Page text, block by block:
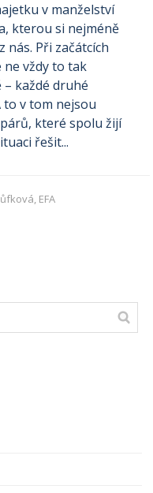
v manželství
kterou si nejméně
nás. Při začátcích
ne vždy to tak
každé druhé
to v tom nejsou
které spolu žijí
řešit...
EFA